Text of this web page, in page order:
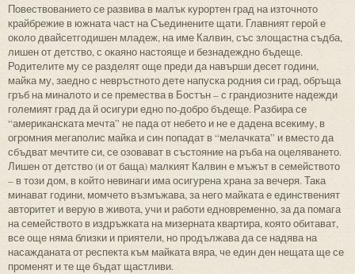
Повествованието се развива в малък курортен град на източното
крайбрежие в южната част на Съединените щати. Главният герой е
около двайсетгодишен младеж, на име Калвин, със злощастна съдба,
лишен от детство, с окаяно настояще и безнадеждно бъдеще.
Родителите му се разделят още преди да навърши десет години,
майка му, заедно с невръстното дете напуска родния си град, обръща
гръб на миналото и се премества в Бостън – с грандиозните надежди
големият град да й осигури едно по-добро бъдеще. Разбира се
“американската мечта” не пада от небето и не е дадена всекиму, в
огромния мегаполис майка и син попадат в “мелачката” и вместо да
сбъдват мечтите си, се озовават в състояние на ръба на оцеляването.
Лишен от детство (и от баща) малкият Калвин е мъжът в семейството
– в този дом, в който невинаги има осигурена храна за вечеря. Така
минават години, момчето възмъжава, за него майката е единственият
авторитет и верую в живота, учи и работи едновременно, за да помага
на семейството в издръжката на мизерната квартира, която обитават,
все още няма близки и приятели, но продължава да се надява на
насажданата от респекта към майката вяра, че един ден нещата ще се
променят и те ще бъдат щастливи.